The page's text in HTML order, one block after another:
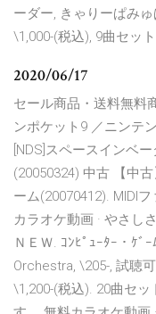
ーダー, きゃりーぱみ
\1,000-(税込), 9曲セッ
2020/06/17
セール商品・送料無料
ンポケット9 ／ニンテ
[NDS]スペースインベ
(20050324) 中古 【中
ーム(20070412). MIDI
カラオケ動画 · やさし
ＮＥＷ. ｺﾝﾋﾟｭｰﾀｰ・ｹﾞ
Orchestra, \205-, 試聴
\1,200-(税込). 20曲セ